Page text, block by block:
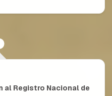
al Registro Nacional de